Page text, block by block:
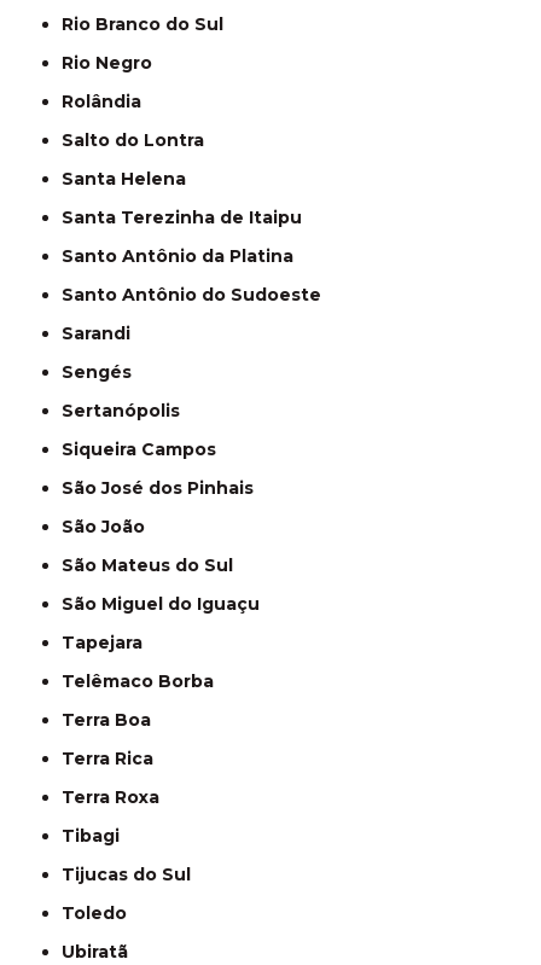
Rio Branco do Sul
Rio Negro
Rolândia
Salto do Lontra
Santa Helena
Santa Terezinha de Itaipu
Santo Antônio da Platina
Santo Antônio do Sudoeste
Sarandi
Sengés
Sertanópolis
Siqueira Campos
São José dos Pinhais
São João
São Mateus do Sul
São Miguel do Iguaçu
Tapejara
Telêmaco Borba
Terra Boa
Terra Rica
Terra Roxa
Tibagi
Tijucas do Sul
Toledo
Ubiratã